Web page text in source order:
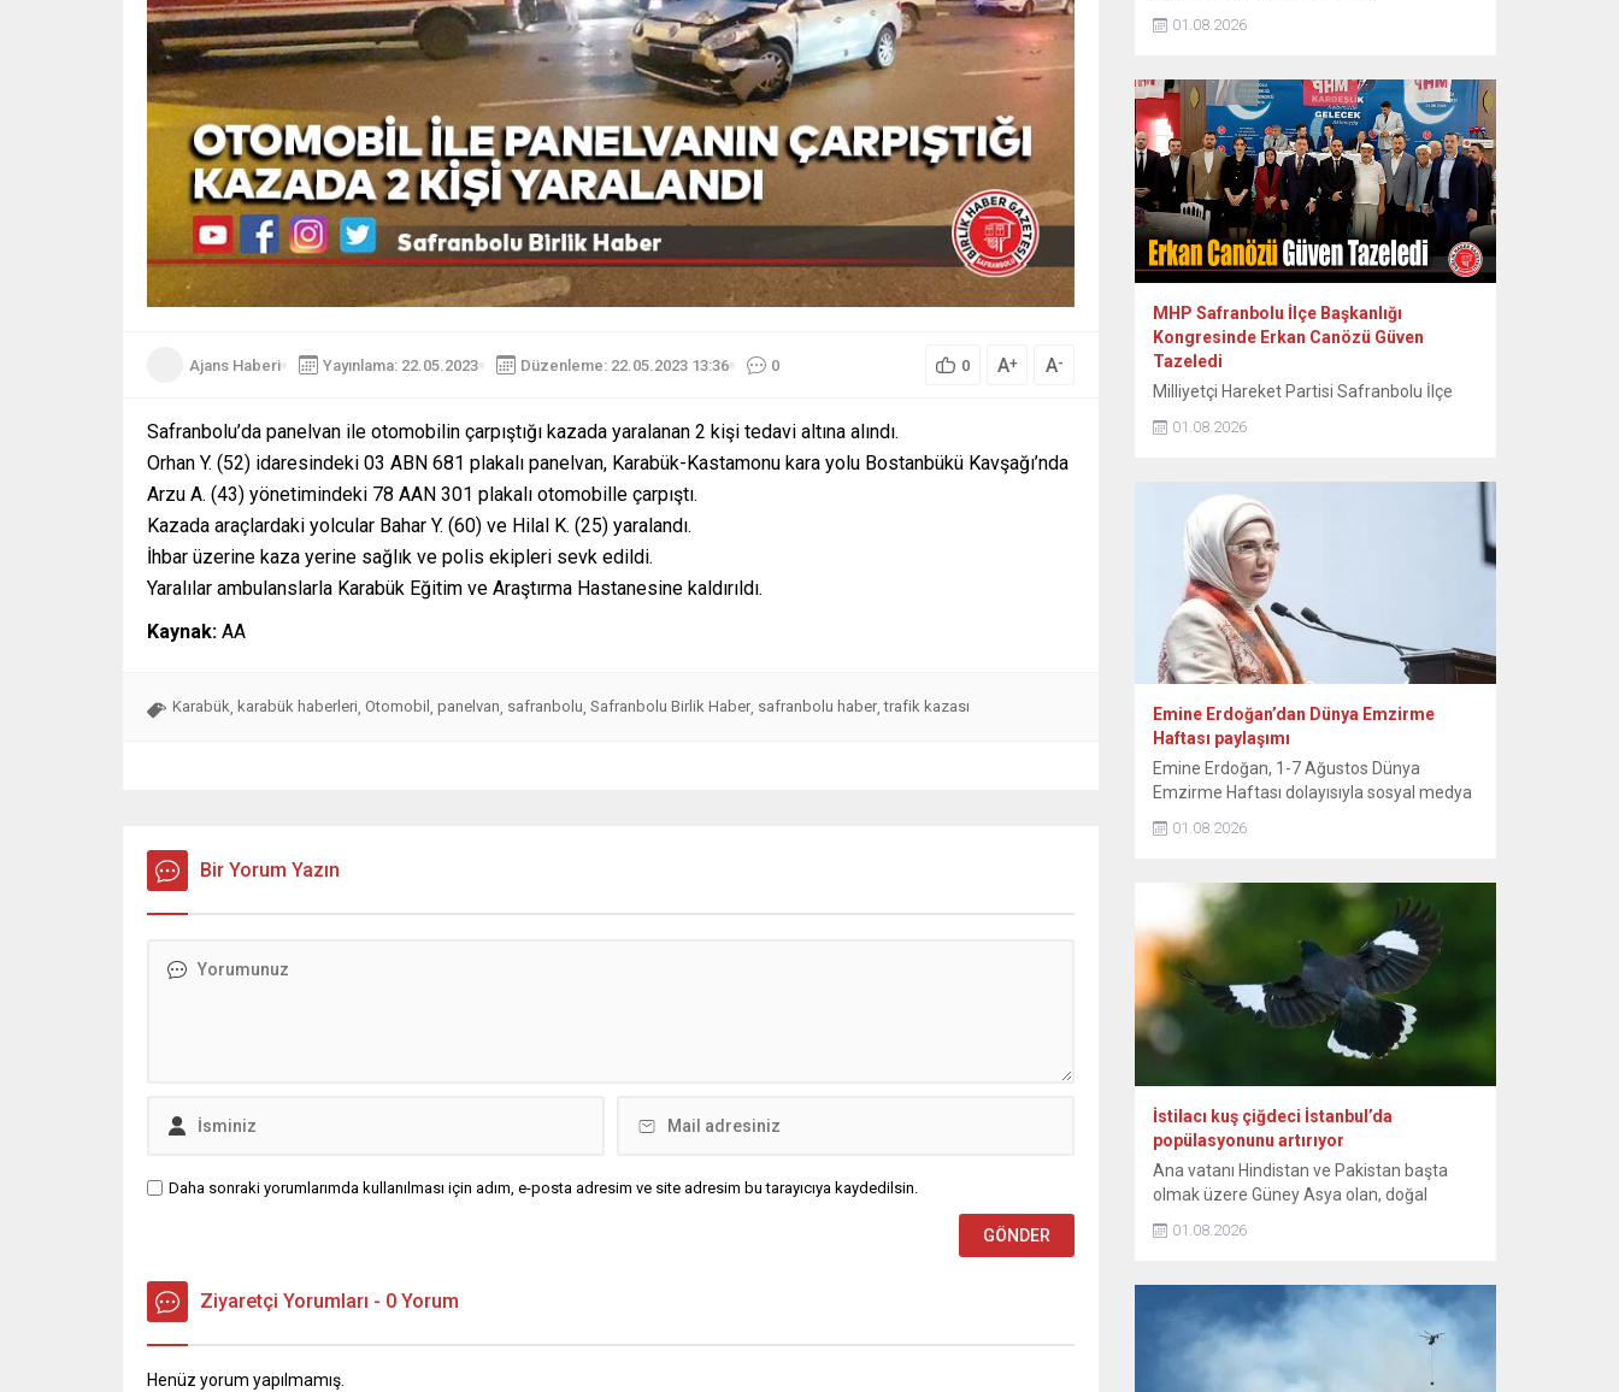
Ajans Haberi Yayınlama: 22.05.2023 Düzenleme: 22.05.2023 13:36 0 0 A+ A-
Safranbolu’da panelvan ile otomobilin çarpıştığı kazada yaralanan 2 kişi tedavi altına alındı.
Orhan Y. (52) idaresindeki 03 ABN 681 plakalı panelvan, Karabük-Kastamonu kara yolu Bostanbükü Kavşağı’nda
Arzu A. (43) yönetimindeki 78 AAN 301 plakalı otomobille çarpıştı.
Kazada araçlardaki yolcular Bahar Y. (60) ve Hilal K. (25) yaralandı.
İhbar üzerine kaza yerine sağlık ve polis ekipleri sevk edildi.
Yaralılar ambulanslarla Karabük Eğitim ve Araştırma Hastanesine kaldırıldı.
Kaynak: AA
Karabük, karabük haberleri, Otomobil , panelvan, safranbolu, Safranbolu Birlik Haber, safranbolu haber,trafik kazası
Bir Yorum Yazın
Daha sonraki yorumlarımda kullanılması için adım, e-posta adresim ve site adresim bu tarayıcıya kaydedilsin.
Ziyaretçi Yorumları - 0 Yorum
Henüz yorum yapılmamış.
somut olmayan kültürel mirasını kayıt
Köyleri” adlı uzun metraj belgesel filmini
izledi. Vali Oktay Çağatay, Vali Yardımcıları
Erol Özkan ve Kerem Süleyman Yüksel ile
birlikte özel gösterime katıldı. Etkinlikte
ayrıca Safranbolu Alan Başkanı Cemil
Belder, Kültürel Miras...
01.08.2026
MHP Safranbolu İlçe Başkanlığı
Kongresinde Erkan Canözü Güven
Tazeledi
Milliyetçi Hareket Partisi Safranbolu İlçe
aday olarak seçime giren mevcut başkan
yeniden başkan seçildi. MHP Safranbolu
İlçe Teşkilatının 15. Olağan Kongresi, Sunal
Tülbentçi Öğretmenevi’nde yoğun bir
katılımla gerçekleştirildi. Kongreye tek liste
ile giren mevcut İlçe Başkanı Erkan
Canözü, delegelerin güvenini...
01.08.2026
Emine Erdoğan’dan Dünya Emzirme
Haftası paylaşımı
Emine Erdoğan, 1-7 Ağustos Dünya
Emzirme Haftası dolayısıyla sosyal medya
hesabından paylaşımda bulundu. Emine
Erdoğan, NSosyal hesabından yaptığı
günlerinden itibaren bebeğin sağlıklı
büyümesini ve gelişimini destekleyen,
anne ile bebek arasındaki bağı
kuvvetlendiren eşsiz bir mucizedir. Her
damlasında şifa, güven ve sevgi vardır.
Diliyorum ki her...
01.08.2026
İstilacı kuş çiğdeci İstanbul’da
popülasyonunu artırıyor
Ana vatanı Hindistan ve Pakistan başta
olmak üzere Güney Asya olan, doğal
bölgelerine de uzanan istilacı kuş türü
İstanbul’da yaşam alanını genişletiyor.
Sığırcıkgiller familyasından, kahverengi
tüylü, sarı bacaklı olan ve göz çevresinde
01.08.2026